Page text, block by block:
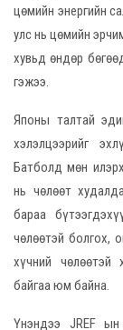
цөмийн энергийн
улс нь цөмийн
хувьд өндөр
гэжээ.
Японы талтай
хэлэлцээрийг
Батболд мөн
нь чөлөөт
бараа
чөлөөтэй болгох,
хүчний чөлөөтэй
байгаа юм байна.
Үнэндээ JREF